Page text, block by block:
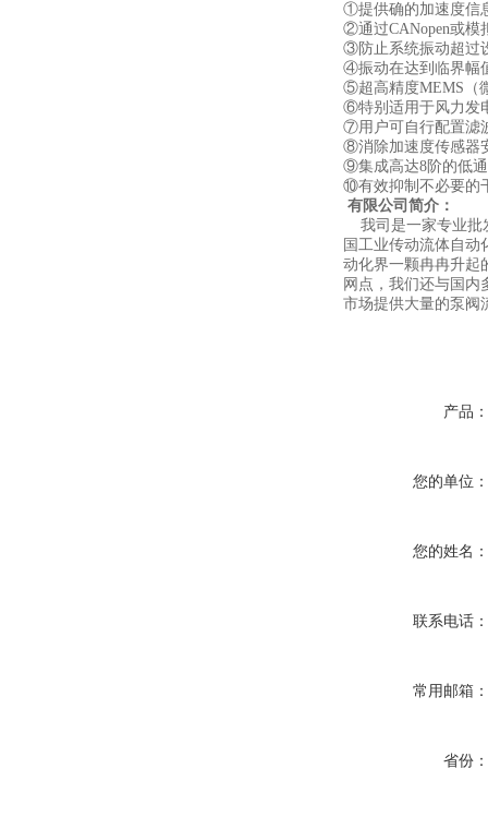
①提供确的加速度信
②通过CANopen或模
③防止系统振动超过
④振动在达到临界幅
⑤超高精度MEMS（
⑥特别适用于风力发
⑦用户可自行配置滤
⑧消除加速度传感器
⑨集成高达8阶的低
⑩有效抑制不必要的
有限公司简介：
我司是一家专业批
国工业传动流体自
动化界一颗冉冉升起
网点，我们还与国内
市场提供大量的泵阀
产品：
您的单位：
您的姓名：
联系电话：
常用邮箱：
省份：